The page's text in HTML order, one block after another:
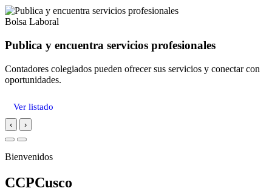
Bolsa Laboral
Publica y encuentra servicios profesionales
Contadores colegiados pueden ofrecer sus servicios y conectar con
oportunidades.
Ver listado
‹ ›
Bienvenidos
CCPCusco